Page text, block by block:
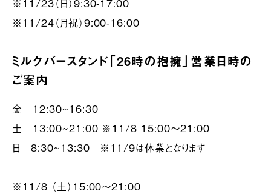
※11/23（日）9:30-17:00
※11/24（月祝）9:00-16:00
ミルクバースタンド「26時の抱擁」営業日時の
ご案内
金 12:30~16:30
土 13:00~21:00 ※11/8 15:00〜21:00
日 8:30~13:30 ※11/9は休業となります
※11/8 （土）15:00〜21:00